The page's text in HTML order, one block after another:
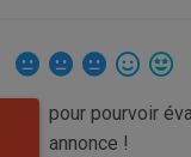
pour pourvoir
annonce !